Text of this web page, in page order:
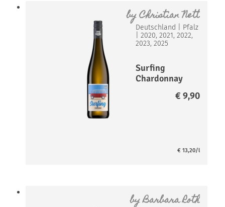
byChristian Nett
Deutschland
Pfalz
|2020, 2021, 2022,
2023, 2025
Surfing
Chardonnay
€ 9,90
€ 13,20/l
byBarbara Roth